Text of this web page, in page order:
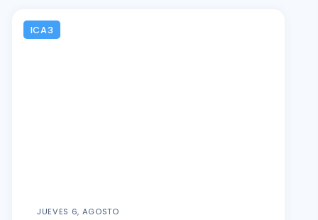
ICA3
JUEVES 6, AGOSTO